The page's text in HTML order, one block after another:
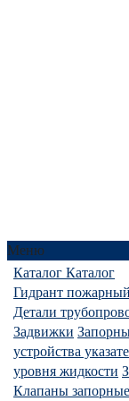
Меню
Каталог Каталог
Гидрант пожарный
Детали
Задвижки
устройства
уровня жидкости
Клапаны запорные